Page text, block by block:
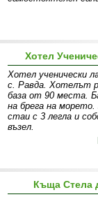
Хотел
Хотел ученически
с. Равда. Хотелът
база от 90 места.
на брега на
стаи с 3 легла и
възел.
Къща Стела